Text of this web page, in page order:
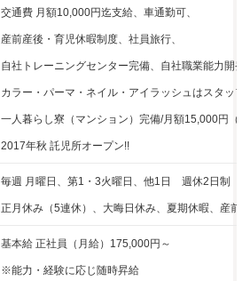
交通費 月額10,000円迄支給、車通勤可、
産前産後・育児休暇制度、社員旅行、
自社トレーニングセンター完備、自社職業能力開
カラー・パーマ・ネイル・アイラッシュはスタッ
一人暮らし寮（マンション）完備/月額15,000円（
2017年秋 託児所オープン!!
毎週 月曜日、第1・3火曜日、他1日 週休2日制
正月休み（5連休）、大晦日休み、夏期休暇、産前
基本給 正社員（月給）175,000円～
※能力・経験に応じ随時昇給